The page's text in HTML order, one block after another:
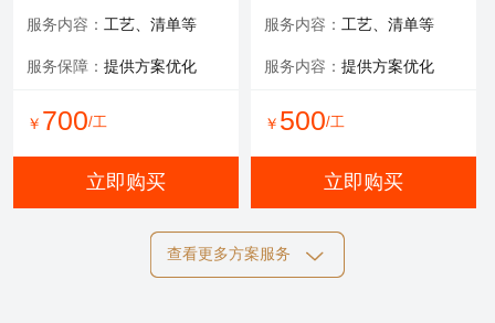
立即购买 立即购买
设备清洗
适用于玻璃钢，污水池体清
洁，过滤罐、一体化设备等
定期清洗优惠
服务内容： 工艺、清单等
服务保障： 提供方案优化
￥ 700/工
立即购买
服务内容： 工艺、清单等
服务内容： 提供方案优化
￥ 500/工
立即购买
标书制作
查看更多方案服务